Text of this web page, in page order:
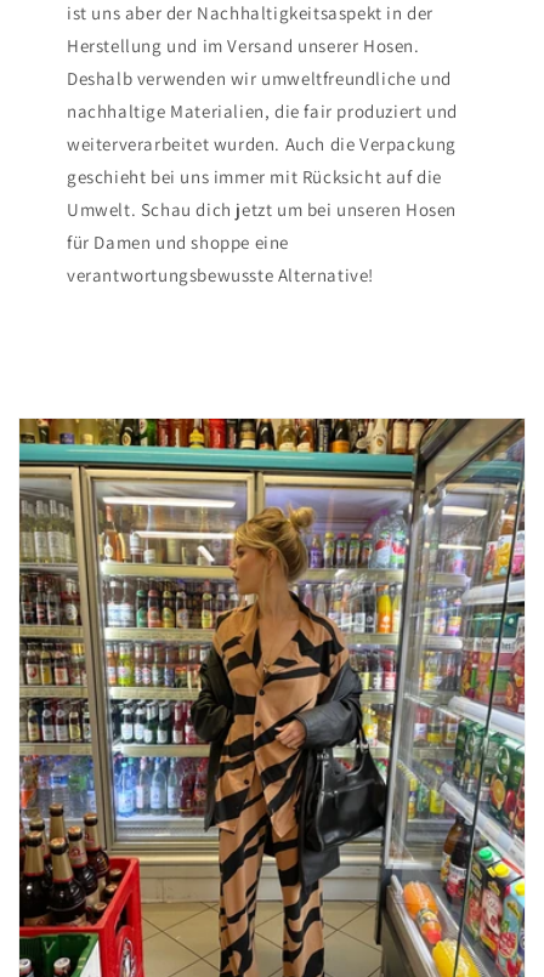
ist uns aber der Nachhaltigkeitsaspekt in der
Herstellung und im Versand unserer Hosen.
Deshalb verwenden wir umweltfreundliche und
nachhaltige Materialien, die fair produziert und
weiterverarbeitet wurden. Auch die Verpackung
geschieht bei uns immer mit Rücksicht auf die
Umwelt. Schau dich jetzt um bei unseren Hosen
für Damen und shoppe eine
verantwortungsbewusste Alternative!